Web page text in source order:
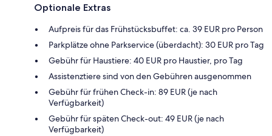
Optionale Extras
Aufpreis für das Frühstücksbuffet: ca. 39 EUR pro Person
Parkplätze ohne Parkservice (überdacht): 30 EUR pro Tag
Gebühr für Haustiere: 40 EUR pro Haustier, pro Tag
Assistenztiere sind von den Gebühren ausgenommen
Gebühr für frühen Check-in: 89 EUR (je nach
Verfügbarkeit)
Gebühr für späten Check-out: 49 EUR (je nach
Verfügbarkeit)